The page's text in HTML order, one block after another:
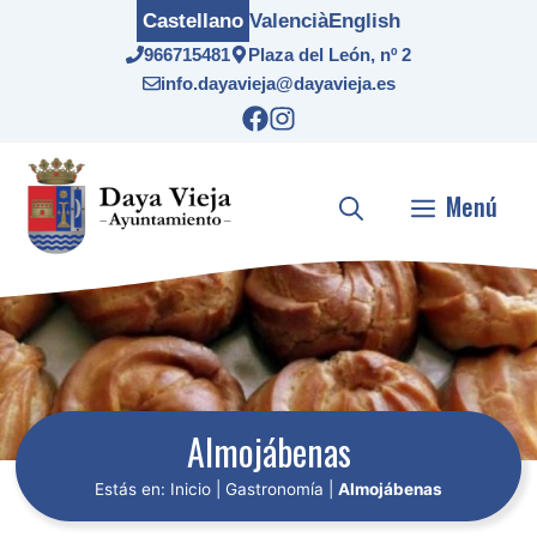
966715481
Plaza del León, nº 2
info.dayavieja@dayavieja.es
Castellano ValenciàEnglish
Menú
Almojábenas
Estás en: Inicio Gastronomía Almojábenas